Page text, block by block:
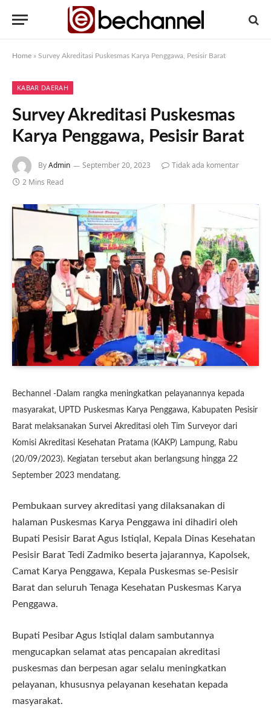
Home » Survey Akreditasi Puskesmas Karya Penggawa, Pesisir Barat
KABAR DAERAH
Survey Akreditasi Puskesmas
Karya Penggawa, Pesisir Barat
ByAdmin September 20, 2023
Tidak ada komentar
2 Mins Read
Bechannel -Dalam rangka meningkatkan pelayanannya kepada
masyarakat, UPTD Puskesmas Karya Penggawa, Kabupaten Pesisir
Barat melaksanakan Survei Akreditasi oleh Tim Surveyor dari
Komisi Akreditasi Kesehatan Pratama (KAKP) Lampung, Rabu
(20/09/2023). Kegiatan tersebut akan berlangsung hingga 22
September 2023 mendatang.
Pembukaan survey akreditasi yang dilaksanakan di
halaman Puskesmas Karya Penggawa ini dihadiri oleh
Bupati Pesisir Barat Agus Istiqlal, Kepala Dinas Kesehatan
Pesisir Barat Tedi Zadmiko beserta jajarannya, Kapolsek,
Camat Karya Penggawa, Kepala Puskesmas se-Pesisir
Barat dan seluruh Tenaga Kesehatan Puskesmas Karya
Penggawa.
Bupati Pesibar Agus Istiqlal dalam sambutannya
mengucapkan selamat atas pencapaian akreditasi
puskesmas dan berpesan agar selalu meningkatkan
pelayanan, khususnya pelayanan kesehatan kepada
masyarakat.